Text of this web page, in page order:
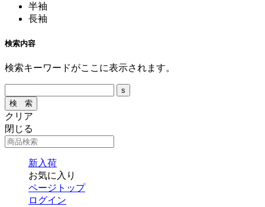
半袖
長袖
検索内容
検索キーワードがここに表示されます。
クリア
閉じる
新入荷
お気に入り
ページトップ
ログイン